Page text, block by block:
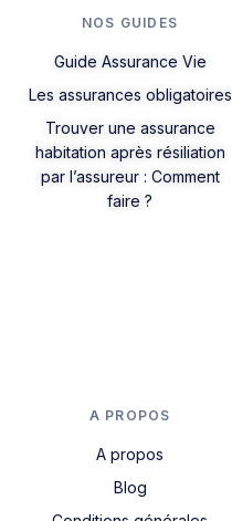
NOS GUIDES
Guide Assurance Vie
Les assurances obligatoires
Trouver une assurance
habitation après résiliation
par l’assureur : Comment
faire ?
A PROPOS
A propos
Blog